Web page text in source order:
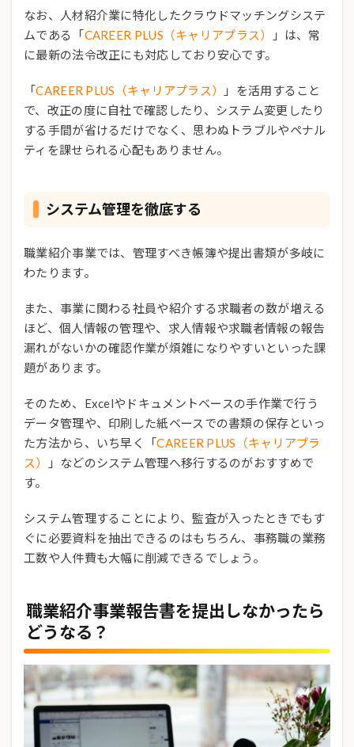
なお、人材紹介業に特化したクラウドマッチングシステ
ムである「CAREER PLUS（キャリアプラス）
」は、常
に最新の法令改正にも対応しており安心です。
「CAREER PLUS（キャリアプラス）
」を活用すること
で、改正の度に自社で確認したり、システム変更したり
する手間が省けるだけでなく、思わぬトラブルやペナル
ティを課せられる心配もありません。
システム管理を徹底する
職業紹介事業では、管理すべき帳簿や提出書類が多岐に
わたります。
また、事業に関わる社員や紹介する求職者の数が増える
ほど、個人情報の管理や、求人情報や求職者情報の報告
漏れがないかの確認作業が煩雑になりやすいといった課
題があります。
そのため、Excelやドキュメントベースの手作業で行う
データ管理や、印刷した紙ベースでの書類の保存といっ
た方法から、いち早く「CAREER PLUS（キャリアプラ
ス）
」などのシステム管理へ移行するのがおすすめで
す。
システム管理することにより、監査が入ったときでもす
ぐに必要資料を抽出できるのはもちろん、事務職の業務
工数や人件費も大幅に削減できるでしょう。
職業紹介事業報告書を提出しなかったら
どうなる？